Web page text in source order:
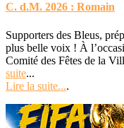
C. d.M. 2026 : Romain
Supporters des Bleus,
plus belle voix ! À
Comité des Fêtes de la
suite...
Lire la suite....